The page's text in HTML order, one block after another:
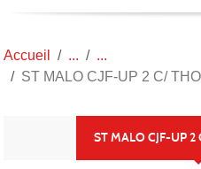
Accueil
ST MALO CJF-UP 2 C/
ST MALO CJF-UP